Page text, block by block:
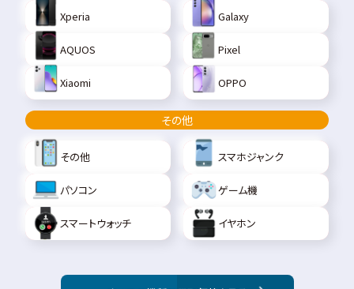
Xperia Galaxy
AQUOS Pixel
Xiaomi OPPO
その他
その他 スマホジャンク
パソコン ゲーム機
スマートウォッチ イヤホン